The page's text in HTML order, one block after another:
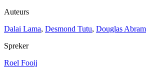
Auteurs
Dalai Lama, Desmond Tutu, Douglas
Spreker
Roel Fooij